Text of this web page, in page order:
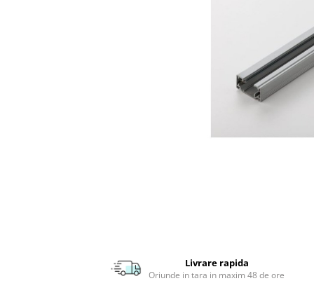
Livrare rapida
Oriunde in tara in maxim 48 de ore